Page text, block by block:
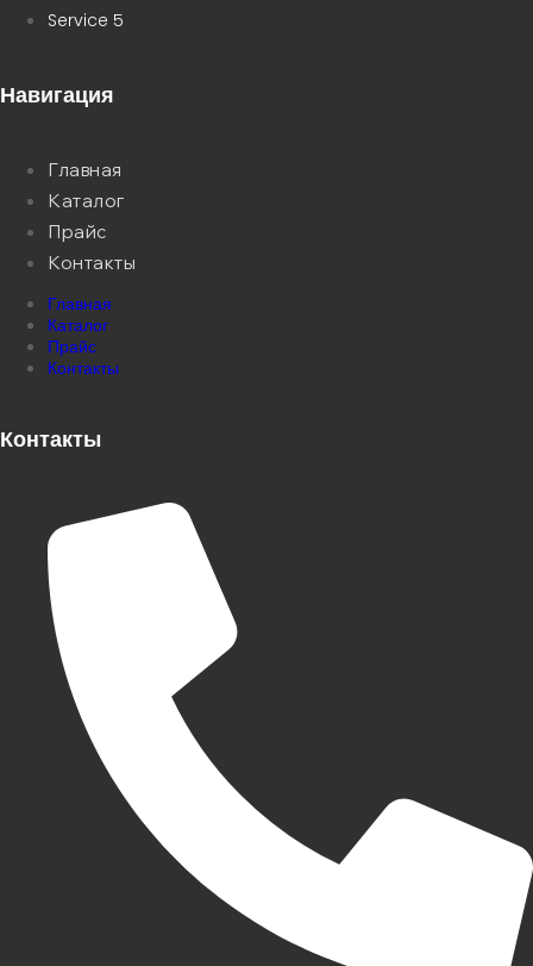
Service 5
Навигация
Главная
Каталог
Прайс
Контакты
Главная
Каталог
Прайс
Контакты
Контакты